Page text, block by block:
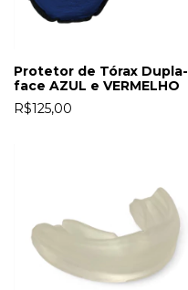
Protetor de Tórax Dupla-
face AZUL e VERMELHO
R$125,00